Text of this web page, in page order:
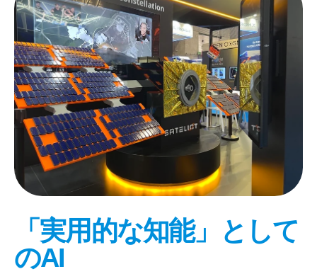
「実用的な知能」として
のAI